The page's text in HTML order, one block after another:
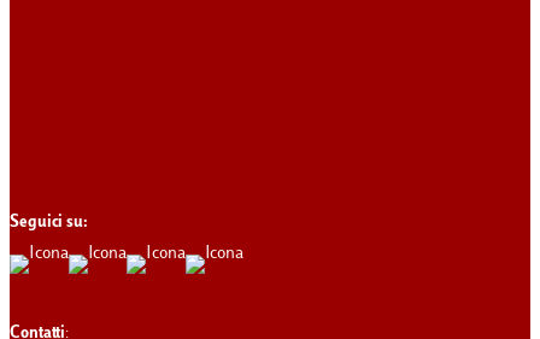
Seguici su:
Contatti: